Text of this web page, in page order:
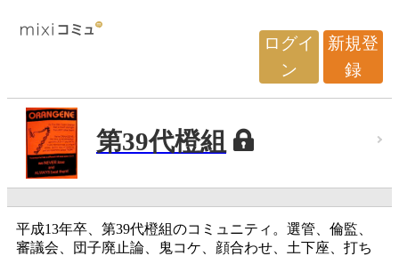
ログイ
ン
新規登
録
第39代橙組
平成13年卒、第39代橙組のコミュニティ。選管、倫監、
審議会、団子廃止論、鬼コケ、顔合わせ、土下座、打ち